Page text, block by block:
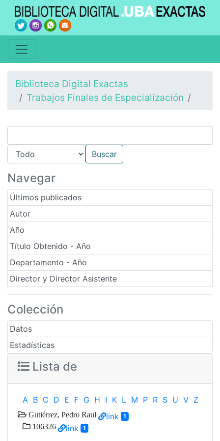
Biblioteca Digital Exactas
Trabajos Finales de Especialización
Navegar
Últimos publicados
Autor
Año
Título Obtenido - Año
Departamento - Año
Director y Director Asistente
Colección
Datos
Estadísticas
Lista de
A B C D E F G H I K L M P R S U V Z
Gutiérrez, Pedro Raul link 1
106326 link 1